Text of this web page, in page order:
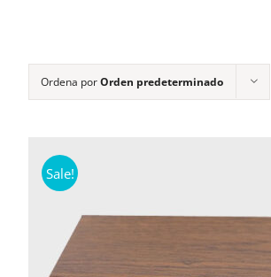
Ordena porOrden predeterminado
Sale!